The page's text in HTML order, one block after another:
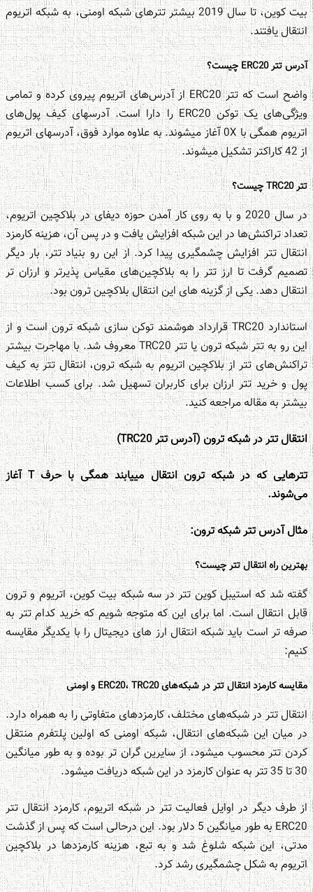
بیت کوین، تا سال 2019 بیشتر تترهای شبکه اومنی، به شبکه اتریوم
انتقال یافتند.
آدرس تتر ERC20 چیست؟
واضح است که تتر ERC20 از آدرس‌های اتریوم پیروی کرده و تمامی
ویژگی‌های یک توکن ERC20 را دارا است. آدرس‎های کیف پول‌های
اتریوم همگی با 0X آغاز می‎شوند. به علاوه موارد فوق، آدرسهای اتریوم
از 42 کاراکتر تشکیل می‎شوند.
تتر TRC20 چیست؟
در سال 2020 و با به روی کار آمدن حوزه دیفای در بلاکچین اتریوم،
تعداد تراکنش‌ها در این شبکه افزایش یافت و در پس آن، هزینه کارمزد
انتقال تتر افزایش چشمگیری پیدا کرد. از این رو بنیاد تتر، بار دیگر
تصمیم گرفت تا ارز تتر را به بلاکچین‌های مقیاس پذیرتر و ارزان تر
انتقال دهد. یکی از گزینه های این انتقال بلاکچین ترون بود.
استاندارد TRC20 قرارداد هوشمند توکن سازی شبکه ترون است و از
این رو به تتر شبکه ترون یا تتر TRC20 معروف شد. با مهاجرت بیشتر
تراکنش‌های تتر از بلاکچین اتریوم به شبکه ترون، انتقال تتر به کیف
پول و خرید تتر ارزان برای کاربران تسهیل شد. برای کسب اطلاعات
بیشتر به مقاله مراجعه کنید.
انتقال تتر در شبکه ترون(آدرس تترTRC20)
تترهایی که در شبکه ترون انتقال مییابند همگی با حرفT
آغاز
می‌شوند.
مثال آدرس تتر شبکه ترون:
بهترین راه انتقال تتر چیست؟
گفته شد که استیبل کوین تتر در سه شبکه بیت کوین، اتریوم و ترون
قابل انتقال است. اما برای این که متوجه شویم که خرید کدام تتر به
صرفه تر است باید شبکه‌ انتقال ارز های دیجیتال را با یکدیگر مقایسه
کنیم:
مقایسه کارمزد انتقال تتر در شبکه‌های ERC20، TRC20 و اومنی
انتقال تتر در شبکه‌های مختلف، کارمزدهای متفاوتی را به همراه دارد.
در میان این شبکه‌های انتقال، شبکه اومنی که اولین پلتفرم منتقل
کردن تتر محسوب می‎شود، از سایرین گران تر بوده و به طور میانگین
30 تا 35 تتر به عنوان کارمزد در این شبکه دریافت می‎شود.
از طرف دیگر در اوایل فعالیت تتر در شبکه اتریوم، کارمزد انتقال تتر
ERC20 به طور میانگین 5 دلار بود. این درحالی است که پس از گذشت
مدتی، این شبکه شلوغ شد و به تبع، هزینه کارمزدها در بلاکچین
اتریوم به شکل چشمگیری رشد کرد.